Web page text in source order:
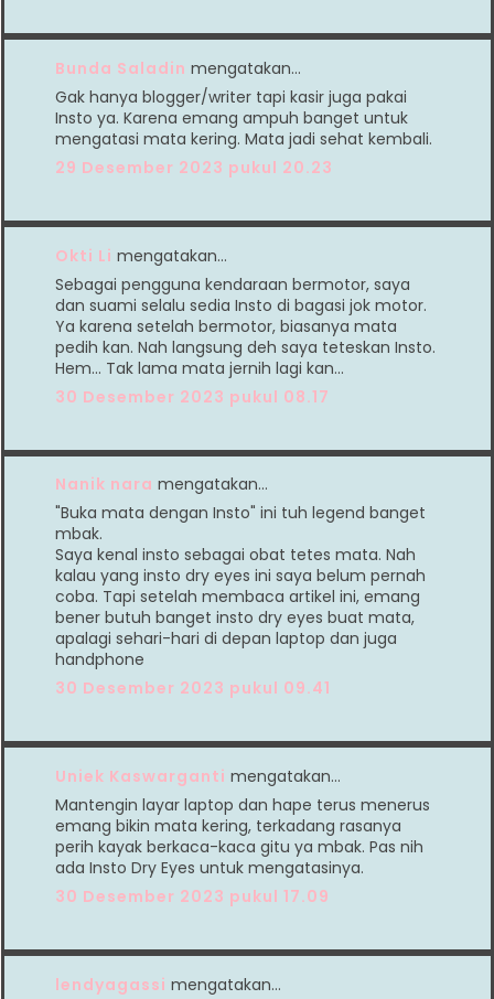
Bunda Saladin mengatakan…
Gak hanya blogger/writer tapi kasir juga pakai
Insto ya. Karena emang ampuh banget untuk
mengatasi mata kering. Mata jadi sehat kembali.
29 Desember 2023 pukul 20.23
Okti Li mengatakan…
Sebagai pengguna kendaraan bermotor, saya
dan suami selalu sedia Insto di bagasi jok motor.
Ya karena setelah bermotor, biasanya mata
pedih kan. Nah langsung deh saya teteskan Insto.
Hem... Tak lama mata jernih lagi kan...
30 Desember 2023 pukul 08.17
Nanik nara mengatakan…
"Buka mata dengan Insto" ini tuh legend banget
mbak.
Saya kenal insto sebagai obat tetes mata. Nah
kalau yang insto dry eyes ini saya belum pernah
coba. Tapi setelah membaca artikel ini, emang
bener butuh banget insto dry eyes buat mata,
apalagi sehari-hari di depan laptop dan juga
handphone
30 Desember 2023 pukul 09.41
Uniek Kaswarganti mengatakan…
Mantengin layar laptop dan hape terus menerus
emang bikin mata kering, terkadang rasanya
perih kayak berkaca-kaca gitu ya mbak. Pas nih
ada Insto Dry Eyes untuk mengatasinya.
30 Desember 2023 pukul 17.09
lendyagassi mengatakan…